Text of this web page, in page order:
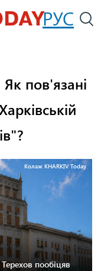
РУС
пов'язані
Колаж KHARKIV Today
пообіцяв